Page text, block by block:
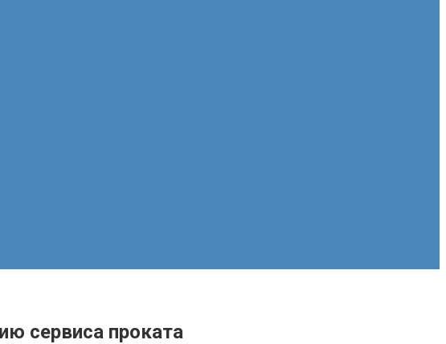
сервиса проката